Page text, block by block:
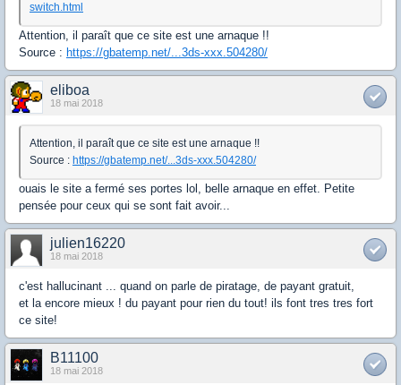
switch.html
Attention, il paraît que ce site est une arnaque !!
Source : https://gbatemp.net/...3ds-xxx.504280/
eliboa
18 mai 2018
Attention, il paraît que ce site est une arnaque !!
Source : https://gbatemp.net/...3ds-xxx.504280/
ouais le site a fermé ses portes lol, belle arnaque en effet. Petite
pensée pour ceux qui se sont fait avoir...
julien16220
18 mai 2018
c'est hallucinant ... quand on parle de piratage, de payant gratuit,
et la encore mieux ! du payant pour rien du tout! ils font tres tres fort
ce site!
B11100
18 mai 2018